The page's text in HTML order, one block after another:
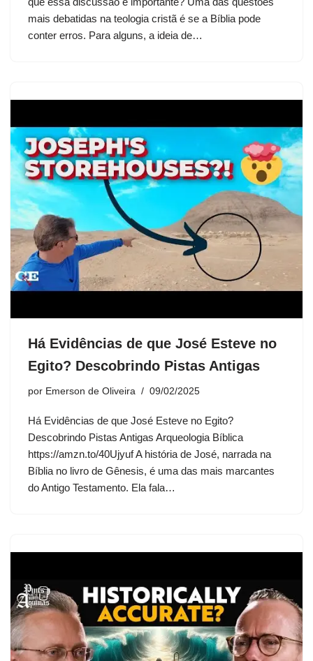
mais debatidas na teologia cristã é se a Bíblia pode
conter erros. Para alguns, a ideia de…
Há Evidências de que José Esteve no
Egito? Descobrindo Pistas Antigas
por Emerson de Oliveira 09/02/2025
Há Evidências de que José Esteve no Egito?
Descobrindo Pistas Antigas Arqueologia Bíblica
https://amzn.to/40Ujyuf A história de José, narrada na
Bíblia no livro de Gênesis, é uma das mais marcantes
do Antigo Testamento. Ela fala…